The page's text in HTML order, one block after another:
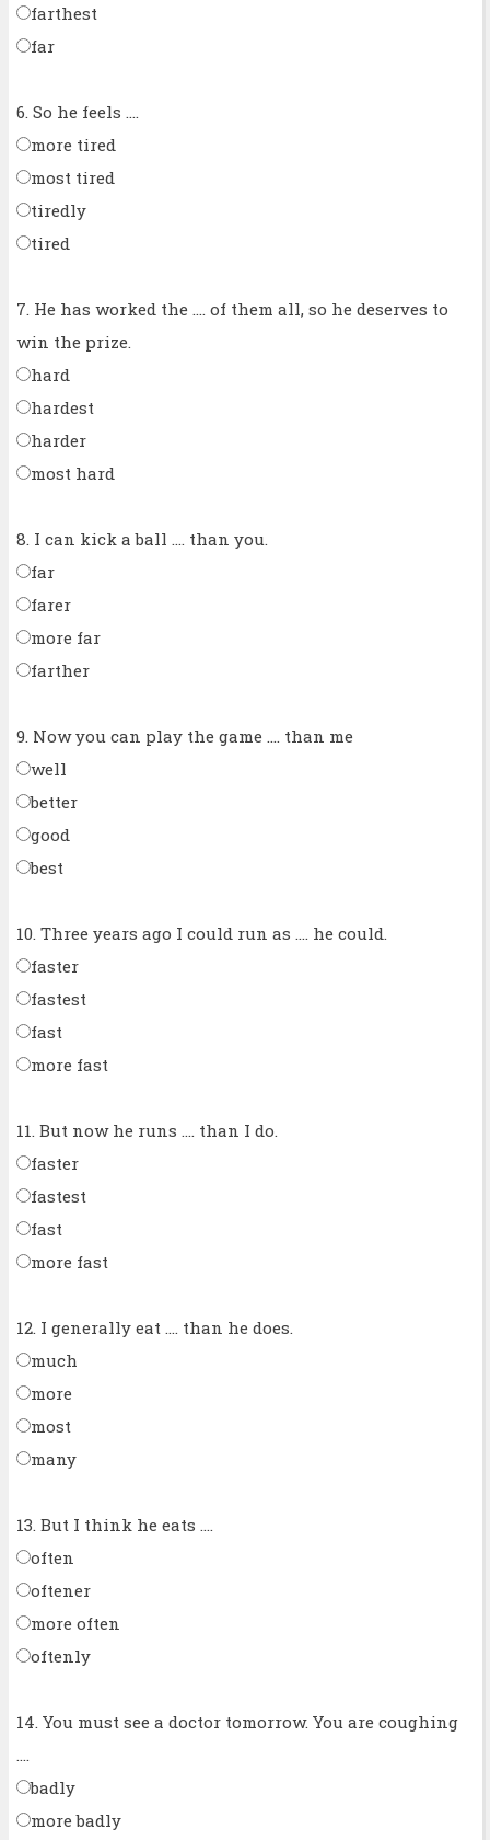
farthest
far
6. So he feels ....
more tired
most tired
tiredly
tired
7. He has worked the .... of them all, so he deserves to
win the prize.
hard
hardest
harder
most hard
8. I can kick a ball .... than you.
far
farer
more far
farther
9. Now you can play the game .... than me
well
better
good
best
10. Three years ago I could run as .... he could.
faster
fastest
fast
more fast
11. But now he runs .... than I do.
faster
fastest
fast
more fast
12. I generally eat .... than he does.
much
more
most
many
13. But I think he eats ....
often
oftener
more often
oftenly
14. You must see a doctor tomorrow. You are coughing
badly
more badly